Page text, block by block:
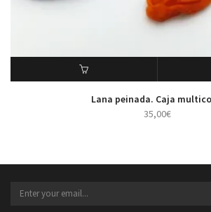
Lana peinada. Caja
35,00€